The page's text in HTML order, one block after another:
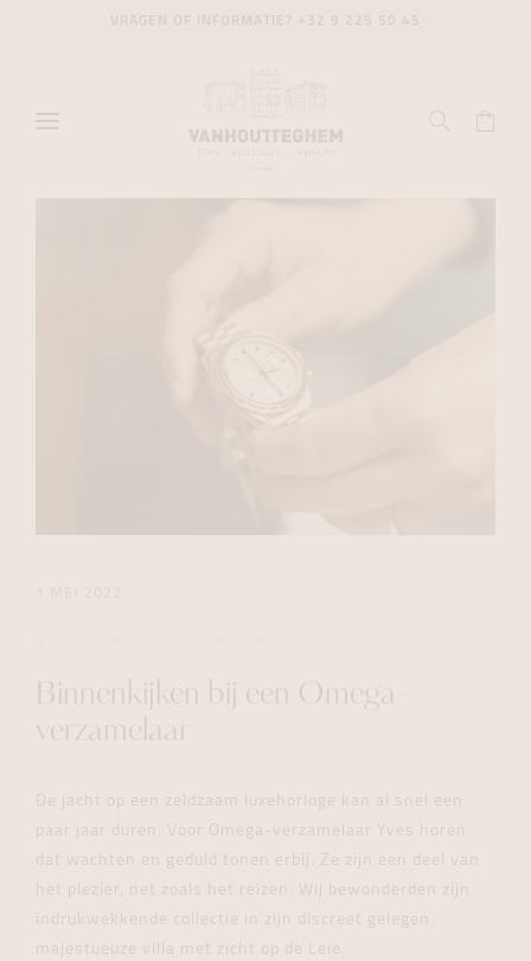
Binnenkijken bij een Omega-
verzamelaar
De jacht op een zeldzaam luxehorloge kan al snel een
paar jaar duren. Voor Omega-verzamelaar Yves horen
dat wachten en geduld tonen erbij. Ze zijn een deel van
het plezier, net zoals het reizen. Wij bewonderden zijn
indrukwekkende collectie in zijn discreet gelegen
majestueuze villa met zicht op de Leie.